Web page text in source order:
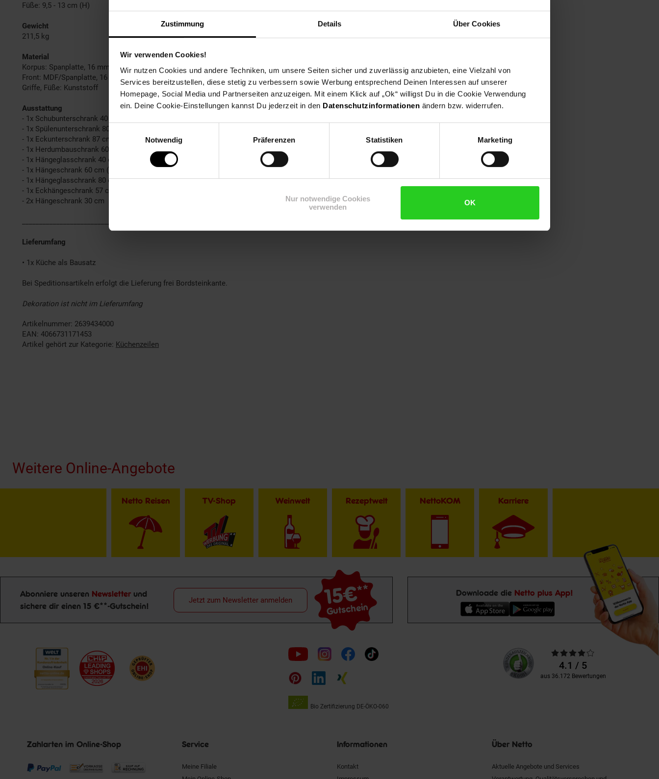
Zustimmung Details Über Cookies
Wir verwenden Cookies!
Wir nutzen Cookies und andere Techniken, um unsere Seiten sicher und zuverlässig anzubieten, eine Vielzahl von
Services bereitzustellen, diese stetig zu verbessern sowie Werbung entsprechend Deinen Interessen auf unserer
Homepage, Social Media und Partnerseiten anzuzeigen. Mit einem Klick auf „Ok“ willigst Du in die Cookie Verwendung
ein. Deine Cookie-Einstellungen kannst Du jederzeit in den Datenschutzinformationen ändern bzw. widerrufen.
Einwilligungsauswahl
Notwendig
Präferenzen Statistiken Marketing
Nur notwendige Cookies
verwenden
OK
Füße: 9,5 - 13 cm (H)
Gewicht
211,5 kg
Material
Korpus: Spanplatte, 16 mm, furniert
Front: MDF/Spanplatte, 16 mm
Griffe, Füße: Kunststoff
Ausstattung
- 1x Schubunterschrank 40 cm
- 1x Spülenunterschrank 80 cm
- 1x Eckunterschrank 87 cm
- 1x Herdumbauschrank 60 cm
- 1x Hängeglasschrank 40 cm
- 1x Hängeschrank 60 cm (flach)
- 1x Hängeglasschrank 80 cm
- 1x Eckhängeschrank 57 cm
- 2x Hängeschrank 30 cm
Lieferumfang
• 1x Küche als Bausatz
Bei Speditionsartikeln erfolgt die Lieferung frei Bordsteinkante.
Dekoration ist nicht im Lieferumfang
Artikelnummer: 2639434000
EAN: 4066731171453
Artikel gehört zur Kategorie: Küchenzeilen
Weitere Online-Angebote
Netto Reisen TV-Shop Weinwelt Rezeptwelt NettoKOM Karriere
Newsletter Anmeldung
Abonniere unseren Newsletter und
sichere dir einen 15 €**-Gutschein!
15€**
Gutschein
Jetzt zum Newsletter anmelden
Downloade die Netto plus App!
Folge
uns
auf
Bio Zertifizierung DE-ÖKO-060
Unsere
Kundenbewertungen
Durchschnittliche
Bewertungen4.1 / 5
aus 36.172 Bewertungen
Zahlarten im Online-Shop Service
Meine Filiale
Informationen
Kontakt
Über Netto
Aktuelle Angebote und Services